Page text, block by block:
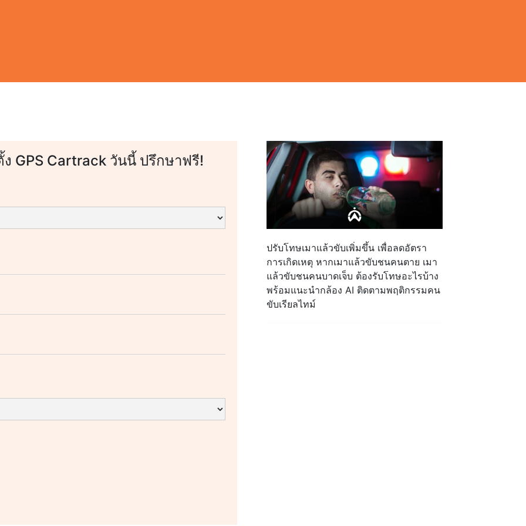
GPS Cartrack วันนี้ ปรึกษาฟรี!
ปรับโทษเมาแล้วขับเพิ่มขึ้น เพื่อลดอัตรา
การเกิดเหตุ หากเมาแล้วขับชนคนตาย เมา
แล้วขับชนคนบาดเจ็บ ต้องรับโทษอะไรบ้าง
พร้อมแนะนำกล้อง AI ติดตามพฤติกรรมคน
ขับเรียลไทม์